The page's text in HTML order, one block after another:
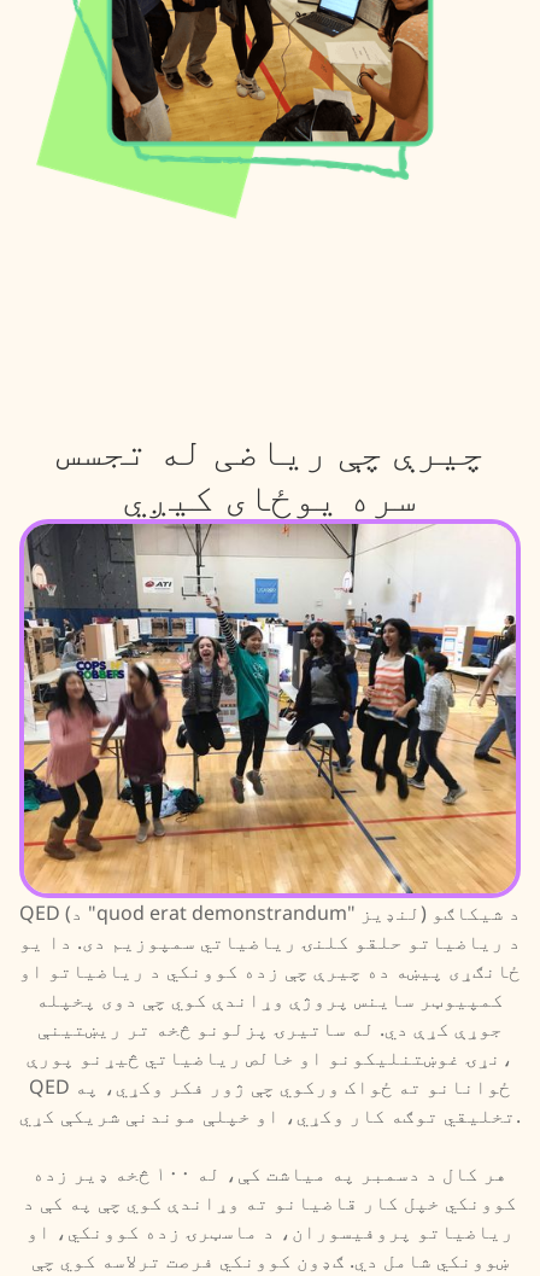
چیرې چې ریاضی له تجسس
سره یوځای کیږي
QED (د "quod erat demonstrandum" لنډیز) د شیکاګو
د ریاضیاتو حلقو کلنۍ ریاضياتي سمپوزیم دی. دا یو
ځانګړی پیښه ده چیرې چې زده کوونکي د ریاضیاتو او
کمپیوټر ساینس پروژې وړاندې کوي چې دوی پخپله
جوړې کړې دي. له ساتیرۍ پزلونو څخه تر ریښتینې
نړۍ غوښتنلیکونو او خالص ریاضياتي څیړنو پورې،
QED ځوانانو ته ځواک ورکوي چې ژور فکر وکړي، په
تخلیقي توګه کار وکړي، او خپلې موندنې شریکې کړي.
هر کال د دسمبر په میاشت کې، له ۱۰۰ څخه ډیر زده
کوونکي خپل کار قاضیانو ته وړاندې کوي چې په کې د
ریاضیاتو پروفیسوران، د ماسټرۍ زده کوونکي، او
ښوونکي شامل دي. ګډون کوونکي فرصت ترلاسه کوي چې